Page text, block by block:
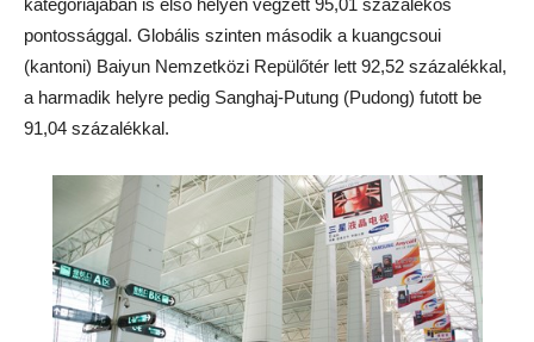
kategóriájában is első helyen végzett 95,01 százalékos
pontossággal. Globális szinten második a kuangcsoui
(kantoni) Baiyun Nemzetközi Repülőtér lett 92,52 százalékkal,
a harmadik helyre pedig Sanghaj-Putung (Pudong) futott be
91,04 százalékkal.